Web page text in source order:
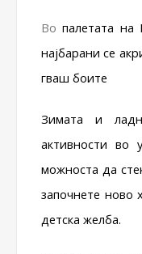
Во палетата на
најбарани се
гваш боите
Зимата и
активности
можноста да
започнете ново
детска желба.